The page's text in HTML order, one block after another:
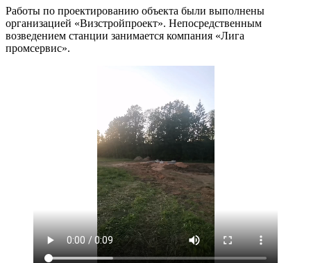
Работы по проектированию объекта были выполнены
организацией «Визстройпроект». Непосредственным
возведением станции занимается компания «Лига
промсервис».